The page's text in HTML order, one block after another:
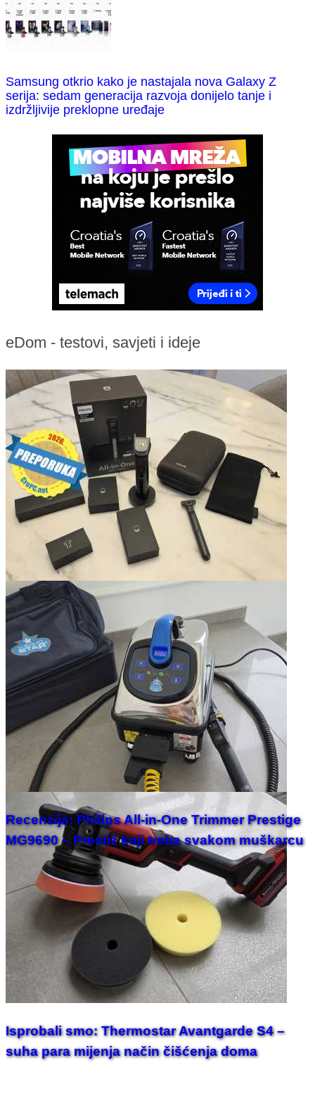
Samsung otkrio kako je nastajala nova Galaxy Z
serija: sedam generacija razvoja donijelo tanje i
izdržljivije preklopne uređaje
eDom - testovi, savjeti i ideje
Recenzija: Philips All-in-One Trimmer Prestige
MG9690 – Prestiž koji treba svakom muškarcu
Isprobali smo: Thermostar Avantgarde S4 –
suha para mijenja način čišćenja doma